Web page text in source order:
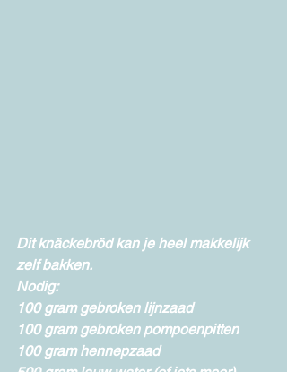
Dit knäckebröd kan je heel makkelijk
zelf bakken.
Nodig:
100 gram gebroken lijnzaad
100 gram gebroken pompoenpitten
100 gram hennepzaad